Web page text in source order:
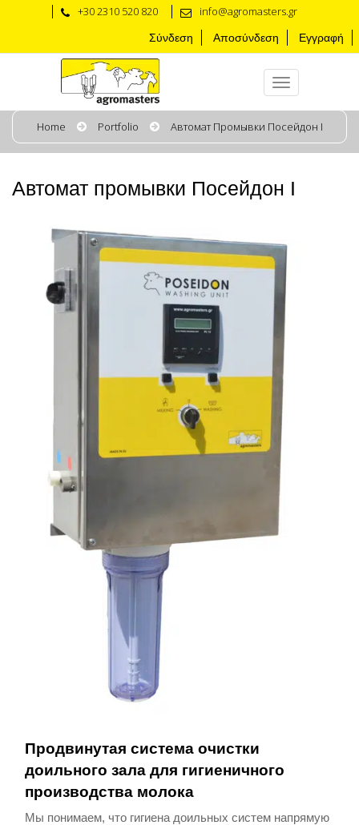
+30 2310 520 820 info@agromasters.gr
Σύνδεση Αποσύνδεση Εγγραφή
Home Portfolio Автомат Промывки Посейдон I
Автомат промывки Посейдон I
Продвинутая система очистки
доильного зала для гигиеничного
производства молока
Мы понимаем, что гигиена доильных систем напрямую